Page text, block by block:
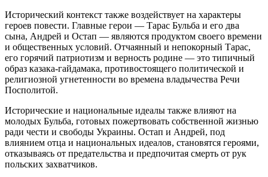
Исторический контекст также воздействует на характеры
героев повести. Главные герои — Тарас Бульба и его два
сына, Андрей и Остап — являются продуктом своего времени
и общественных условий. Отчаянный и непокорный Тарас,
его горячий патриотизм и верность родине — это типичный
образ казака-гайдамака, противостоящего политической и
религиозной угнетенности во времена владычества Речи
Посполитой.
Исторические и национальные идеалы также влияют на
молодых Бульба, готовых пожертвовать собственной жизнью
ради чести и свободы Украины. Остап и Андрей, под
влиянием отца и национальных идеалов, становятся героями,
отказываясь от предательства и предпочитая смерть от рук
польских захватчиков.